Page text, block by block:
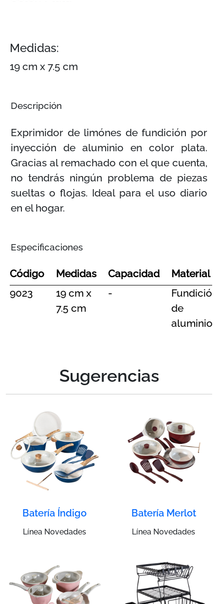
Medidas:
19 cm x 7.5 cm
Descripción
Exprimidor de limónes de fundición por
inyección de aluminio en color plata.
Gracias al remachado con el que cuenta,
no tendrás ningún problema de piezas
sueltas o flojas. Ideal para el uso diario
en el hogar.
Especificaciones
Código Medidas Capacidad
Material
9023
19 cm x
7.5 cm
-
Fundición
de
aluminio
Sugerencias
Batería Índigo
Línea Novedades
Batería Merlot
Línea Novedades